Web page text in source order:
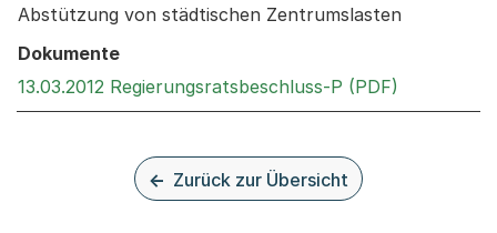
Abstützung von städtischen Zentrumslasten
Dokumente
13.03.2012 Regierungsratsbeschluss-P (PDF)
Zurück zur Übersicht